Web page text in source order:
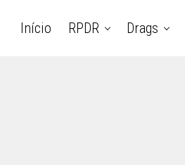
Início RPDR Drags